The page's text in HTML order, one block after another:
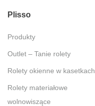
Plisso
Produkty
Outlet – Tanie rolety
Rolety okienne w kasetkach
Rolety materiałowe
wolnowiszące